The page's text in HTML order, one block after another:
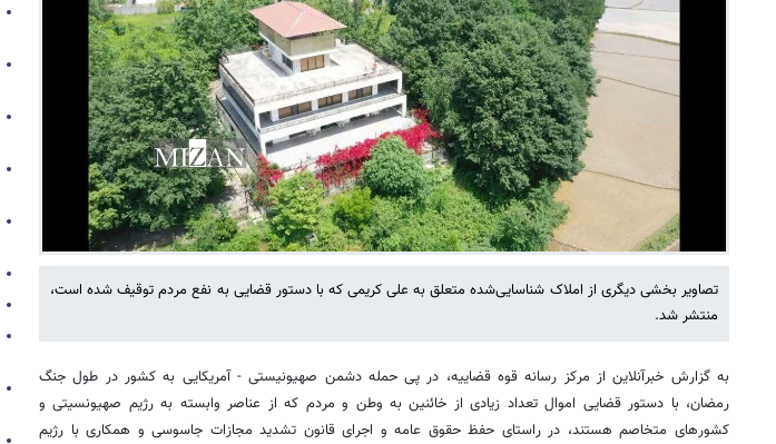
تصاویر بخشی دیگری از املاک شناسایی‌شده متعلق به علی کریمی که با دستور قضایی به نفع مردم توقیف شده است،
منتشر شد.
به گزارش خبرآنلاین از مرکز رسانه قوه قضاییه، در پی حمله دشمن صهیونیستی - آمریکایی به کشور در طول جنگ
رمضان، با دستور قضایی اموال تعداد زیادی از خائنین به وطن و مردم که از عناصر وابسته به رژیم صهیونسیتی و
کشورهای متخاصم هستند، در راستای حفظ حقوق عامه و اجرای قانون تشدید مجازات جاسوسی و همکاری با رژیم